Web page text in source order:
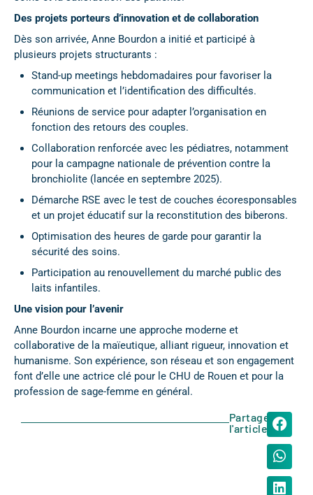
Des projets porteurs d’innovation et de collaboration
Dès son arrivée, Anne Bourdon a initié et participé à
plusieurs projets structurants :
Stand-up meetings hebdomadaires pour favoriser la
communication et l’identification des difficultés.
Réunions de service pour adapter l’organisation en
fonction des retours des couples.
Collaboration renforcée avec les pédiatres, notamment
pour la campagne nationale de prévention contre la
bronchiolite (lancée en septembre 2025).
Démarche RSE avec le test de couches écoresponsables
et un projet éducatif sur la reconstitution des biberons.
Optimisation des heures de garde pour garantir la
sécurité des soins.
Participation au renouvellement du marché public des
laits infantiles.
Une vision pour l’avenir
Anne Bourdon incarne une approche moderne et
collaborative de la maïeutique, alliant rigueur, innovation et
humanisme. Son expérience, son réseau et son engagement
font d’elle une actrice clé pour le CHU de Rouen et pour la
profession de sage-femme en général.
Partager
l'article